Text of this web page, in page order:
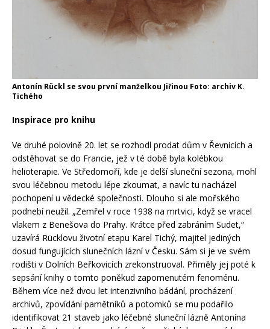
Antonín Rückl se svou první manželkou Jiřinou Foto: archiv K.
Tichého
Inspirace pro knihu
Ve druhé polovině 20. let se rozhodl prodat dům v Řevnicích a
odstěhovat se do Francie, jež v té době byla kolébkou
helioterapie. Ve Středomoří, kde je delší sluneční sezona, mohl
svou léčebnou metodu lépe zkoumat, a navíc tu nacházel
pochopení u vědecké společnosti. Dlouho si ale mořského
podnebí neužil. „Zemřel v roce 1938 na mrtvici, když se vracel
vlakem z Benešova do Prahy. Krátce před zabráním Sudet,“
uzavírá Rücklovu životní etapu Karel Tichý, majitel jediných
dosud fungujících slunečních lázní v Česku. Sám si je ve svém
rodišti v Dolních Beřkovicích zrekonstruoval. Přiměly jej poté k
sepsání knihy o tomto poněkud zapomenutém fenoménu.
Během více než dvou let intenzivního bádání, procházení
archivů, zpovídání pamětníků a potomků se mu podařilo
identifikovat 21 staveb jako léčebné sluneční lázně Antonína